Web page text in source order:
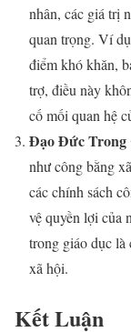
nhân, các giá trị
quan trọng. Ví
điểm khó khăn,
trợ, điều này
cố mối quan hệ
Đạo Đức Trong
như công bằng
các chính sách
vệ quyền lợi của
trong giáo dục là
xã hội.
Kết Luận